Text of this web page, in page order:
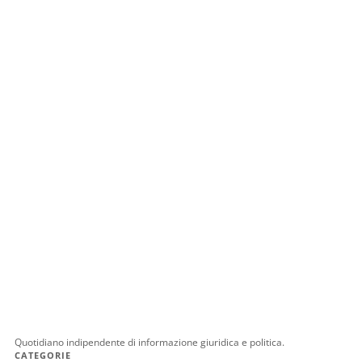
Quotidiano indipendente di informazione giuridica e politica.
CATEGORIE